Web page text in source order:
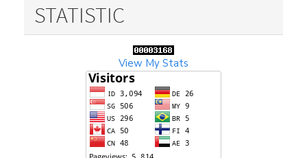
STATISTIC
View My Stats